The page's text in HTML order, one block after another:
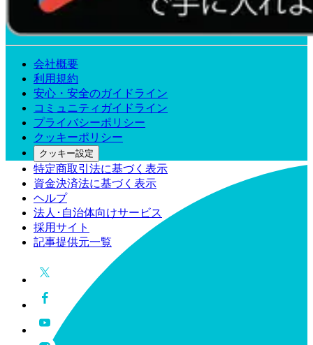
会社概要
利用規約
安心・安全のガイドライン
コミュニティガイドライン
プライバシーポリシー
クッキーポリシー
クッキー設定
特定商取引法に基づく表示
資金決済法に基づく表示
ヘルプ
法人･自治体向けサービス
採用サイト
記事提供元一覧